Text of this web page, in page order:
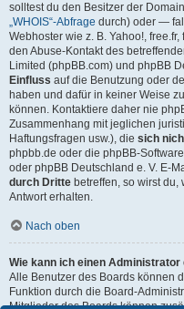
solltest du den Besitzer der
„WHOIS“-Abfrage durch) oder —
Webhoster wie z. B. Yahoo!,
den Abuse-Kontakt des
Limited (phpBB.com) und phpBB
Einfluss auf die Benutzung oder
haben und dafür in keiner Weise
können. Kontaktiere daher nie
Zusammenhang mit jeglichen
Haftungsfragen usw.), die sich
phpbb.de oder die phpBB-
oder phpBB Deutschland e. V. E-
durch Dritte betreffen, so wirst
Antwort erhalten.
Nach oben
Wie kann ich einen
Alle Benutzer des Boards können
Funktion durch die Board-
Mitglieder des Boards können